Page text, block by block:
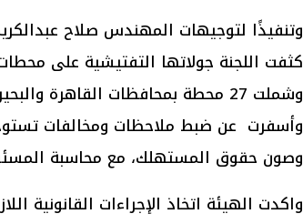
وتنفيذًا لتوجيهات المهندس صلاح
كثفت اللجنة جولاتها التفتيشية على
وشملت 27 محطة بمحافظات القاهرة
وأسفرت عن ضبط ملاحظات ومخالفات
وصون حقوق المستهلك، مع محاسبة
واكدت الهيئة اتخاذ الإجراءات القانونية